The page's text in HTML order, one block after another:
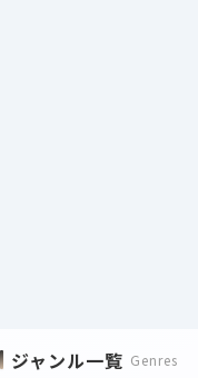
ジャンル一覧 Genres